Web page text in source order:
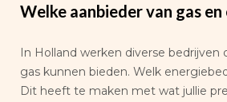
Welke aanbieder van gas
In Holland werken diverse bedrijven
gas kunnen bieden. Welk
Dit heeft te maken met wat jullie